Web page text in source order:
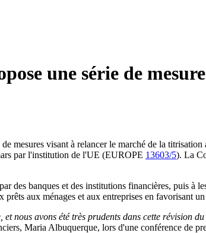
une série de
mesures visant à relancer le marché de la
par l'institution de l'UE (EUROPE 13603/5). La
des banques et des institutions financières, puis
aux ménages et aux entreprises en favorisant
nous avons été très prudents dans cette révision
Maria Albuquerque, lors d'une conférence de